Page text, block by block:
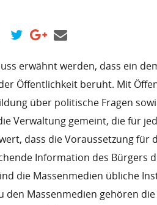
erwähnt werden, dass ein
Öffentlichkeit beruht. Mit
über politische Fragen
Verwaltung gemeint, die für
dass die Voraussetzung
Information des Bürgers
die Massenmedien übliche
den Massenmedien gehören